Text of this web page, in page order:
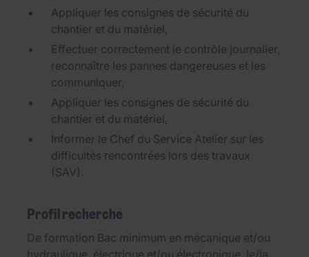
Appliquer les consignes de sécurité du
chantier et du matériel,
Effectuer correctement le contrôle journalier,
reconnaître les pannes dangereuses et les
communiquer,
Appliquer les consignes de sécurité du
chantier et du matériel,
Informer le Chef du Service Atelier sur les
difficultés rencontrées lors des travaux
(SAV).
Profil recherché
De formation Bac minimum en mécanique et/ou
hydraulique, électrique et/ou électronique, le/la